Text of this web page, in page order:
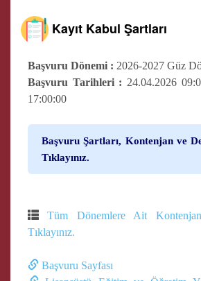
Kayıt Kabul Şartları
Başvuru Dönemi : 2026-2027 Güz
Başvuru Tarihleri : 24.04.2026
17:00:00
Başvuru Şartları, Kontenjan ve
Tıklayınız.
Tüm Dönemlere Ait
Tıklayınız.
Başvuru Sayfası